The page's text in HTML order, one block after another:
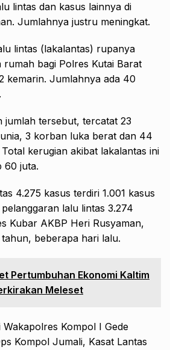
lintas dan kasus lainnya di
Jumlahnya justru meningkat.
lintas (lakalantas) rupanya
rumah bagi Polres Kutai Barat
kemarin. Jumlahnya ada 40
jumlah tersebut, tercatat 23
3 korban luka berat dan 44
kerugian akibat lakalantas ini
60 juta.
4.275 kasus terdiri 1.001 kasus
lalu lintas 3.274
Kubar AKBP Heri Rusyaman,
beberapa hari lalu.
Pertumbuhan Ekonomi Kaltim
Meleset
Wakapolres Kompol I Gede
Kompol Jumali, Kasat Lantas